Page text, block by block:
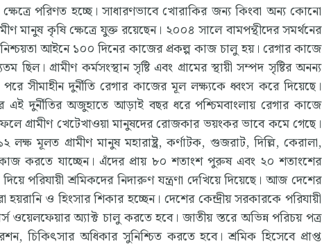
পরিণত হচ্ছে। সাধারণভাবে খোরাকির জন্য কিংবা অন্য কোনো
মানুষ কৃষি ক্ষেত্রে যুক্ত রয়েছেন। ২০০৪ সালে বামপন্থীদের সমর্থনের
নিশ্চয়তা আইনে ১০০ দিনের কাজের প্রকল্প কাজ চালু হয়। রেগার কাজে
গ্রামীণ কর্মসংস্থান সৃষ্টি এবং গ্রামের স্থায়ী সম্পদ সৃষ্টির অনন্য
সীমাহীন দুর্নীতি রেগার কাজের মূল লক্ষ্যকে ধ্বংস করে দিয়েছে।
দুর্নীতির অজুহাতে আড়াই বছর ধরে পশ্চিমবাংলায় রেগার কাজে
গ্রামীণ খেটেখাওয়া মানুষদের রোজকার ভয়ংকর ভাবে কমে গেছে।
মূলত গ্রামীণ মানুষ মহারাষ্ট্র, কর্ণাটক, গুজরাট, দিল্লি, কেরালা,
কাজ করতে যাচ্ছেন। এঁদের প্রায় ৮০ শতাংশ পুরুষ এবং ২০ শতাংশের
পরিযায়ী শ্রমিকদের নিদারুণ যন্ত্রণা দেখিয়ে দিয়েছে। আজ দেশের
হয়রানি ও হিংসার শিকার হচ্ছেন। দেশের কেন্দ্রীয় সরকারকে পরিযায়ী
ওয়েলফেয়ার অ্যাক্ট চালু করতে হবে। জাতীয় স্তরে অভিন্ন পরিচয় পত্র
চিকিৎসার অধিকার সুনিশ্চিত করতে হবে। শ্রমিক হিসেবে প্রাপ্ত